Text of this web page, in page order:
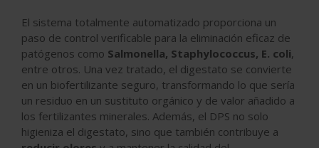
El sistema totalmente automatizado proporciona un
paso de control verificable para la eliminación eficaz de
patógenos como Salmonella, Staphylococcus, E. coli,
entre otros. Una vez tratado, el digestato se convierte
en un biofertilizante seguro, transformando lo que sería
un residuo en un sustituto orgánico y de valor añadido a
los fertilizantes minerales. Además, el DPS no solo
higieniza el digestato, sino que también contribuye a